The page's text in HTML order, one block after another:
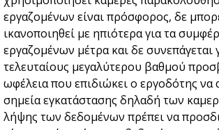
εργαζομένων είναι πρόσφορος, δε
ικανοποιηθεί με ηπιότερα για τα
εργαζομένων μέτρα και δε συνεπάγεται
τελευταίους μεγαλύτερου βαθμού
ωφέλεια που επιδιώκει ο εργοδότης να
σημεία εγκατάστασης δηλαδή των
λήψης των δεδομένων πρέπει να